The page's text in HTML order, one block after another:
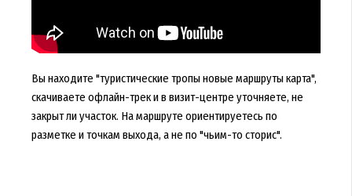
Вы находите "туристические тропы новые маршруты карта",
скачиваете офлайн-трек и в визит-центре уточняете, не
закрыт ли участок. На маршруте ориентируетесь по
разметке и точкам выхода, а не по "чьим-то сторис".